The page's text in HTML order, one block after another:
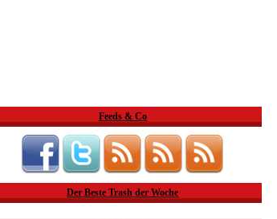
Feeds & Co
Der Beste Trash der Woche